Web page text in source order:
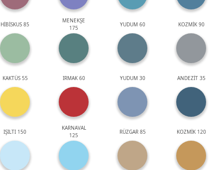
HİBİSKUS 85
MENEKŞE
175
YUDUM 60 KOZMİK 90
KAKTÜS 55 IRMAK 60 YUDUM 30 ANDEZİT 35
IŞILTI 150
KARNAVAL
125
RÜZGAR 85 KOZMİK 120